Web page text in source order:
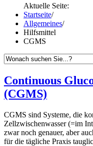
Aktuelle Seite:
Startseite/
Allgemeines/
Hilfsmittel
CGMS
Continuous
(CGMS)
CGMS sind Systeme, die
Zellzwischenwasser (=im
zwar noch genauer, aber
für die tägliche Praxis